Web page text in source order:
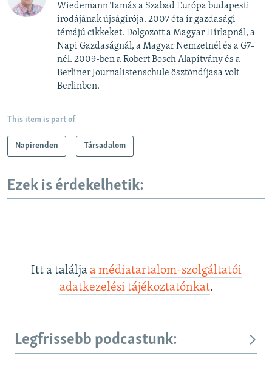
Wiedemann Tamás a Szabad Európa budapesti
irodájának újságírója. 2007 óta ír gazdasági
témájú cikkeket. Dolgozott a Magyar Hírlapnál, a
Napi Gazdaságnál, a Magyar Nemzetnél és a G7-
nél. 2009-ben a Robert Bosch Alapítvány és a
Berliner Journalistenschule ösztöndíjasa volt
Berlinben.
This item is part of
Napirenden Társadalom
Ezek is érdekelhetik:
Itt a találja a médiatartalom-szolgáltatói
adatkezelési tájékoztatónkat.
Legfrissebb podcastunk: